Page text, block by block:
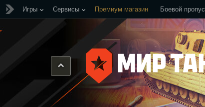
Игры Сервисы Премиум магазин Боевой